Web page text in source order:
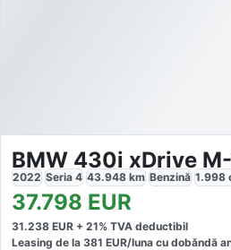
BMW 430i xDrive
2022 Seria 4 43.948 km Benzină 1.998
37.798 EUR
31.238 EUR + 21% TVA deductibil
Leasing de la 381 EUR/luna cu dobăndă